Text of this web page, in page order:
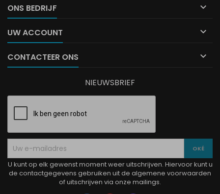
ONS BEDRIJF 
UW ACCOUNT 
CONTACTEER ONS 
NIEUWSBRIEF
U kunt op elk gewenst moment weer uitschrijven. Hiervoor kunt u
de contactgegevens gebruiken uit de algemene voorwaarden
of uitschrijven via onze mailings.